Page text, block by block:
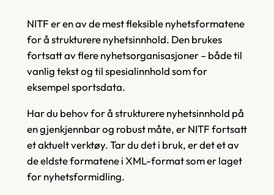
NITF er en av de mest fleksible nyhetsformatene
for å strukturere nyhetsinnhold. Den brukes
fortsatt av flere nyhetsorganisasjoner – både til
vanlig tekst og til spesialinnhold som for
eksempel sportsdata.
Har du behov for å strukturere nyhetsinnhold på
en gjenkjennbar og robust måte, er NITF fortsatt
et aktuelt verktøy. Tar du det i bruk, er det et av
de eldste formatene i XML-format som er laget
for nyhetsformidling.